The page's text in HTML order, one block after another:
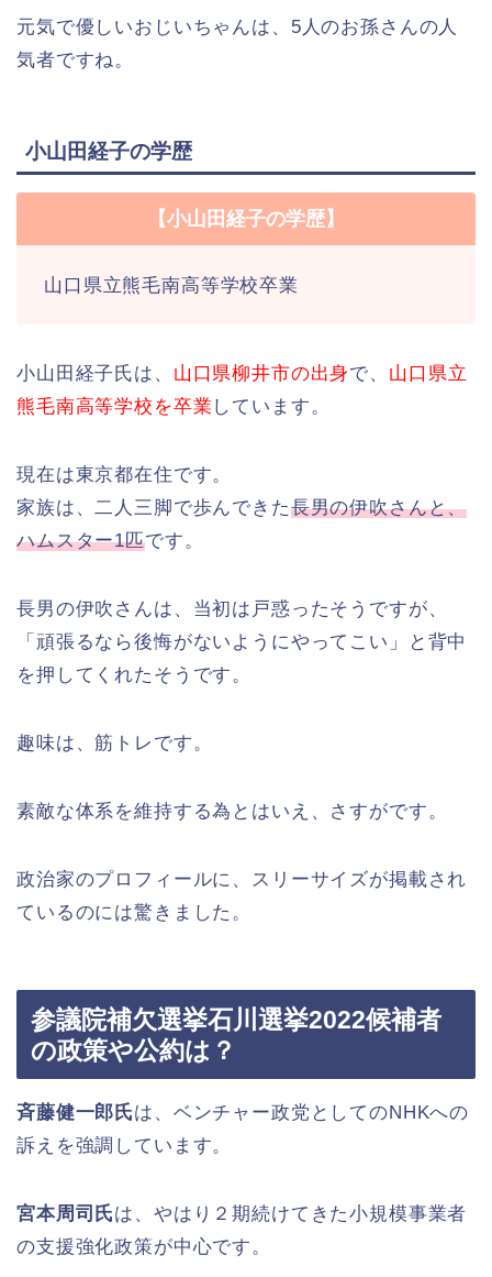
元気で優しいおじいちゃんは、5人のお孫さんの人
気者ですね。
小山田経子の学歴
【小山田経子の学歴】
山口県立熊毛南高等学校卒業
小山田経子氏は、 山口県柳井市の出身で、 山口県立
熊毛南高等学校を卒業 しています。
現在は東京都在住です。
家族は、二人三脚で歩んできた長男の伊吹さんと、
ハムスター1匹です。
長男の伊吹さんは、当初は戸惑ったそうですが、
「頑張るなら後悔がないようにやってこい」と背中
を押してくれたそうです。
趣味は、筋トレです。
素敵な体系を維持する為とはいえ、さすがです。
政治家のプロフィールに、スリーサイズが掲載され
ているのには驚きました。
参議院補欠選挙石川選挙2022候補者
の政策や公約は？
斉藤健一郎氏は、ベンチャー政党としてのNHKへの
訴えを強調しています。
宮本周司氏は、やはり２期続けてきた小規模事業者
の支援強化政策が中心です。